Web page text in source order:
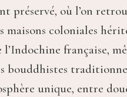
préservé, où l’on
maisons coloniales
l’Indochine française,
bouddhistes
unique, entre